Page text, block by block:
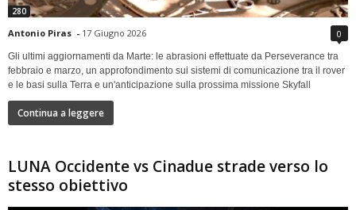
280
Antonio Piras - 17 Giugno 2026 0
Gli ultimi aggiornamenti da Marte: le abrasioni effettuate da Perseverance tra
febbraio e marzo, un approfondimento sui sistemi di comunicazione tra il rover
e le basi sulla Terra e un'anticipazione sulla prossima missione Skyfall
Continua a leggere
LUNA Occidente vs Cinadue strade verso lo
stesso obiettivo